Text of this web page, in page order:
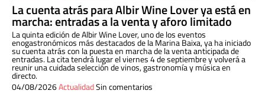
La cuenta atrás para Albir Wine Lover ya está en
marcha: entradas a la venta y aforo limitado
La quinta edición de Albir Wine Lover, uno de los eventos
enogastronómicos más destacados de la Marina Baixa, ya ha iniciado
su cuenta atrás con la puesta en marcha de la venta anticipada de
entradas. La cita tendrá lugar el viernes 4 de septiembre y volverá a
reunir una cuidada selección de vinos, gastronomía y música en
directo.
04/08/2026ActualidadSin comentarios